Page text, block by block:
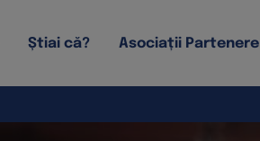
Știai că? Asociații Partenere